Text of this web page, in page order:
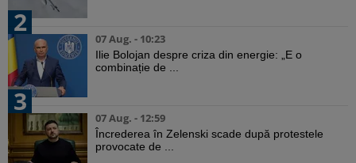
2
07 Aug. - 10:23
Ilie Bolojan despre criza din energie: „E o
combinație de ...
3
07 Aug. - 12:59
Încrederea în Zelenski scade după protestele
provocate de ...